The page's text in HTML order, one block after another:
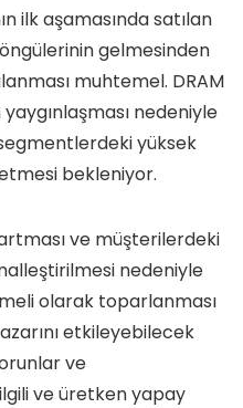
ilk aşamasında satılan
gelmesinden
muhtemel. DRAM
nedeniyle
yüksek
bekleniyor.
ve müşterilerdeki
nedeniyle
olarak toparlanması
etkileyebilecek
ve
ve üretken yapay